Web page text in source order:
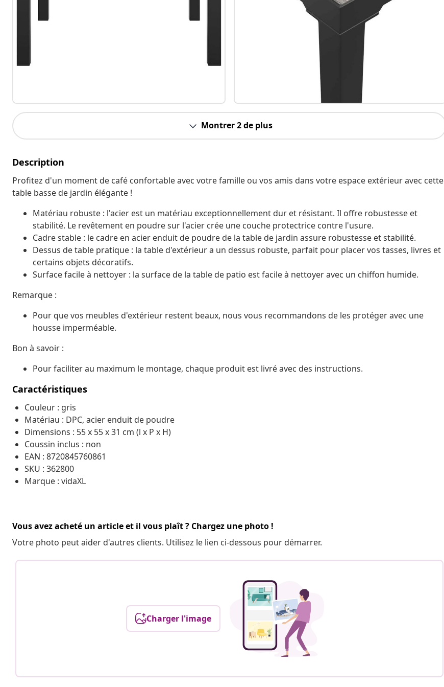
Montrer 2 de plus
Description
Profitez d'un moment de café confortable avec votre famille ou vos amis dans votre espace extérieur avec cette
table basse de jardin élégante !
Matériau robuste : l'acier est un matériau exceptionnellement dur et résistant. Il offre robustesse et
stabilité. Le revêtement en poudre sur l'acier crée une couche protectrice contre l'usure.
Cadre stable : le cadre en acier enduit de poudre de la table de jardin assure robustesse et stabilité.
Dessus de table pratique : la table d'extérieur a un dessus robuste, parfait pour placer vos tasses, livres et
certains objets décoratifs.
Surface facile à nettoyer : la surface de la table de patio est facile à nettoyer avec un chiffon humide.
Remarque :
Pour que vos meubles d'extérieur restent beaux, nous vous recommandons de les protéger avec une
housse imperméable.
Bon à savoir :
Pour faciliter au maximum le montage, chaque produit est livré avec des instructions.
Caractéristiques
Couleur : gris
Matériau : DPC, acier enduit de poudre
Dimensions : 55 x 55 x 31 cm (l x P x H)
Coussin inclus : non
EAN : 8720845760861
SKU : 362800
Marque : vidaXL
Vous avez acheté un article et il vous plaît ? Chargez une photo !
Votre photo peut aider d'autres clients. Utilisez le lien ci-dessous pour démarrer.
Charger l'image